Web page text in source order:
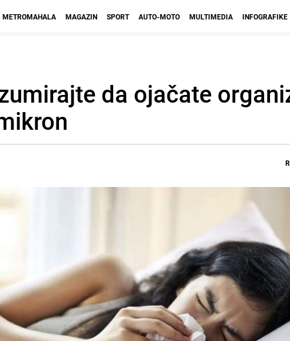
METROMAHALA MAGAZIN SPORT AUTO-MOTO MULTIMEDIA INFOGRAFIKE
da ojačate